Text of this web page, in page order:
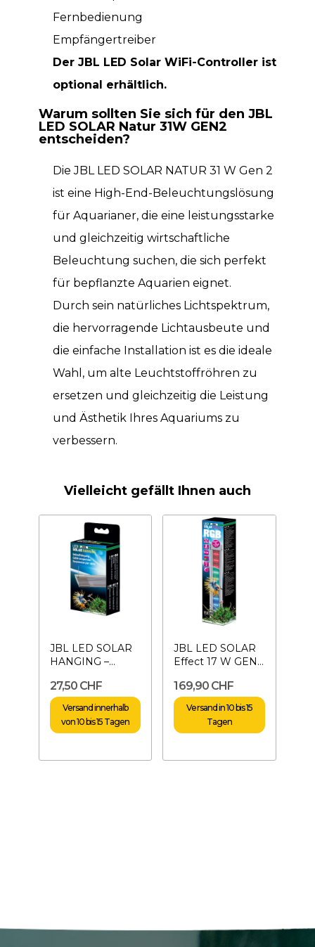
Fernbedienung
Empfängertreiber
Der JBL LED Solar WiFi-Controller ist
optional erhältlich.
Warum sollten Sie sich für den JBL
LED SOLAR Natur 31W GEN2
entscheiden?
Die JBL LED SOLAR NATUR 31 W Gen 2
ist eine High-End-Beleuchtungslösung
für Aquarianer, die eine leistungsstarke
und gleichzeitig wirtschaftliche
Beleuchtung suchen, die sich perfekt
für bepflanzte Aquarien eignet.
Durch sein natürliches Lichtspektrum,
die hervorragende Lichtausbeute und
die einfache Installation ist es die ideale
Wahl, um alte Leuchtstoffröhren zu
ersetzen und gleichzeitig die Leistung
und Ästhetik Ihres Aquariums zu
verbessern.
Vielleicht gefällt Ihnen auch
JBL LED SOLAR
HANGING –
27,50 CHF
Versand innerhalb
von 10 bis 15 Tagen
JBL LED SOLAR
Effect 17 W GEN2
Beleuchtung 85
cm
169,90 CHF
Versand in 10 bis 15
Tagen